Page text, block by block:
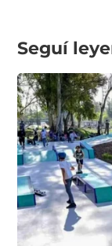
Seguí